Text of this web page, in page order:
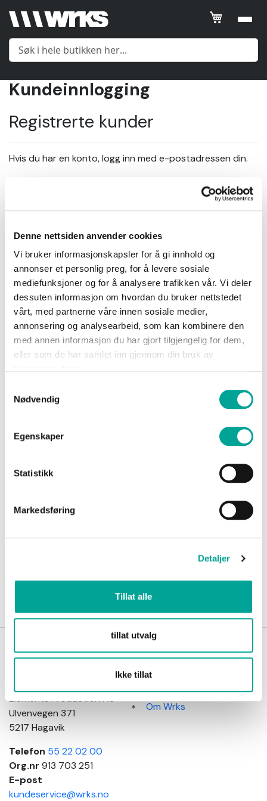
Denne nettsiden anvender cookies
Vi bruker informasjonskapsler for å gi innhold og
annonser et personlig preg, for å levere sosiale
mediefunksjoner og for å analysere trafikken vår. Vi deler
dessuten informasjon om hvordan du bruker nettstedet
vårt, med partnerne våre innen sosiale medier,
annonsering og analysearbeid, som kan kombinere den
med annen informasjon du har gjort tilgjengelig for dem,
eller som de har samlet inn gjennom din bruk av
Nødvendig
Egenskaper
Statistikk
Markedsføring
Detaljer
Tillat alle
tillat utvalg
Ikke tillat
Undertøy
Sko
Om
Wrks
inn
konto
Kundeinnlogging
Registrerte kunder
Hvis du har en konto, logg inn med e-postadressen din.
Passord
Show Password
Nye kunder
Opprettelse av konto har mange fordeler: Raskere
Wrks
arbeidsklær
Elements Production AS
Ulvenvegen 371
5217 Hagavik
Telefon 55 22 02 00
Org.nr 913 703 251
E-post
kundeservice@wrks.no
Kundeinformasjon
Salgsbetingelser
Kundeservice
Om Wrks